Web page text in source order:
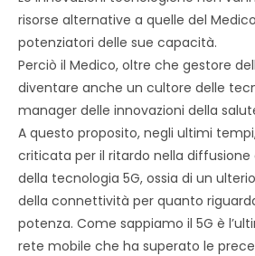
risorse alternative a quelle del
potenziatori delle sue capacità.
Perciò il Medico, oltre che gestore
diventare anche un cultore delle
manager delle innovazioni della
A questo proposito, negli ultimi
criticata per il ritardo nella diffusione
della tecnologia 5G, ossia di un
della connettività per quanto
potenza. Come sappiamo il 5G è
rete mobile che ha superato le